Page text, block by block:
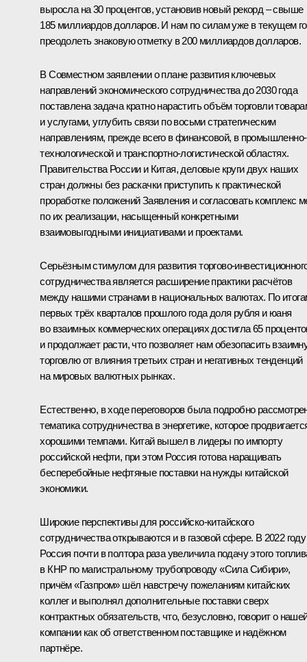
выросла на 30 процентов, установив новый рекорд – свыше
185 миллиардов долларов. И нам по силам уже в текущем
преодолеть знаковую отметку в 200 миллиардов долларов.
В Совместном заявлении о плане развития ключевых
направлений экономического сотрудничества до 2030 года
поставлена задача кратно нарастить объём торговли
и услугами, углубить связи по восьми стратегическим
направлениям, прежде всего в финансовой, в промышленно-
технологической и транспортно-логистической областях.
Правительства России и Китая, деловые круги двух наших
стран должны без раскачки приступить к практической
проработке положений Заявления и согласовать комплекс
по их реализации, насыщенный конкретными
взаимовыгодными инициативами и проектами.
Серьёзным стимулом для развития торгово-
сотрудничества является расширение практики расчётов
между нашими странами в национальных валютах. По
первых трёх кварталов прошлого года доля рубля и юаня
во взаимных коммерческих операциях достигла 65
и продолжает расти, что позволяет нам обезопасить
торговлю от влияния третьих стран и негативных тенденций
на мировых валютных рынках.
Естественно, в ходе переговоров была подробно
тематика сотрудничества в энергетике, которое
хорошими темпами. Китай вышел в лидеры по импорту
российской нефти, при этом Россия готова наращивать
бесперебойные нефтяные поставки на нужды китайской
экономики.
Широкие перспективы для российско-китайского
сотрудничества открываются и в газовой сфере. В 2022 году
Россия почти в полтора раза увеличила подачу этого
в КНР по магистральному трубопроводу «Сила Сибири»,
причём «Газпром» шёл навстречу пожеланиям китайских
коллег и выполнял дополнительные поставки сверх
контрактных обязательств, что, безусловно, говорит о
компании как об ответственном поставщике и надёжном
партнёре.